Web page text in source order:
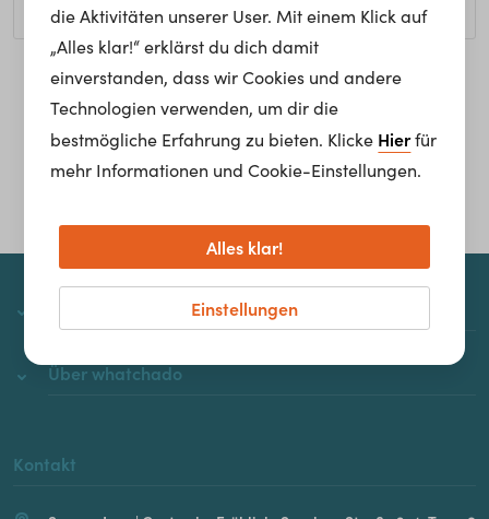
Homepage
Über whatchado
Kontakt
die Aktivitäten unserer User. Mit einem Klick auf
„Alles klar!“ erklärst du dich damit
einverstanden, dass wir Cookies und andere
Technologien verwenden, um dir die
bestmögliche Erfahrung zu bieten. Klicke Hierfür
mehr Informationen und Cookie-Einstellungen.
Einstellungen
Alles klar!